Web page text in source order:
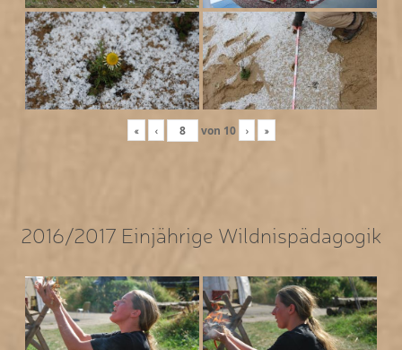
« ‹ von 10 › »
2016/2017 Einjährige Wildnispädagogik